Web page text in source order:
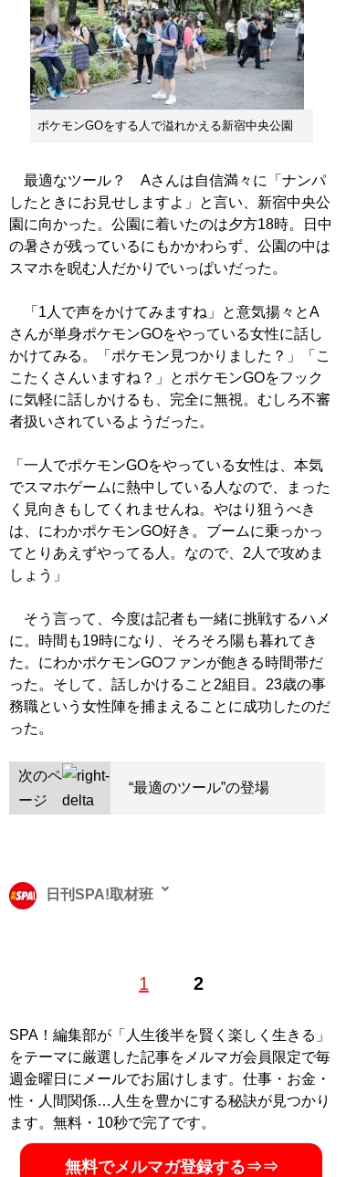
ポケモンGOをする人で溢れかえる新宿中央公園
最適なツール？ Aさんは自信満々に「ナンパ
したときにお見せしますよ」と言い、新宿中央公
園に向かった。公園に着いたのは夕方18時。日中
の暑さが残っているにもかかわらず、公園の中は
スマホを睨む人だかりでいっぱいだった。
「1人で声をかけてみますね」と意気揚々とA
さんが単身ポケモンGOをやっている女性に話し
かけてみる。「ポケモン見つかりました？」「こ
こたくさんいますね？」とポケモンGOをフック
に気軽に話しかけるも、完全に無視。むしろ不審
者扱いされているようだった。
「一人でポケモンGOをやっている女性は、本気
でスマホゲームに熱中している人なので、まった
く見向きもしてくれませんね。やはり狙うべき
は、にわかポケモンGO好き。ブームに乗っかっ
てとりあえずやってる人。なので、2人で攻めま
しょう」
そう言って、今度は記者も一緒に挑戦するハメ
に。時間も19時になり、そろそろ陽も暮れてき
た。にわかポケモンGOファンが飽きる時間帯だ
った。そして、話しかけること2組目。23歳の事
務職という女性陣を捕まえることに成功したのだ
った。
次のペ
ージ
“最適のツール”の登場
1 2
日刊SPA!取材班
SPA！編集部が「人生後半を賢く楽しく生きる」
をテーマに厳選した記事をメルマガ会員限定で毎
週金曜日にメールでお届けします。仕事・お金・
性・人間関係…人生を豊かにする秘訣が見つかり
ます。無料・10秒で完了です。
無料でメルマガ登録する⇒⇒